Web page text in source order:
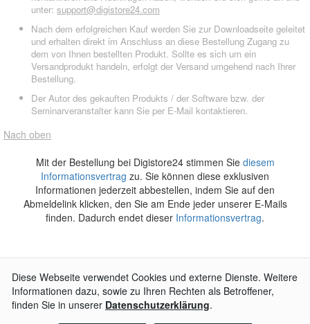
unter: support@digistore24.com
Nach dem erfolgreichen Kauf werden Sie zur Downloadseite geleitet
und erhalten direkt im Anschluss an diese Bestellung Zugang zu
dem von Ihnen bestellten Produkt. Sollte es sich um ein
Versandprodukt handeln, erfolgt der Versand umgehend nach Ihrer
Bestellung.
Der Autor des gekauften Produkts / der Software bzw. der
Seminarveranstalter kann Sie per E-Mail kontaktieren.
Nach oben
Mit der Bestellung bei Digistore24 stimmen Sie diesem
Informationsvertrag zu. Sie können diese exklusiven
Informationen jederzeit abbestellen, indem Sie auf den
Abmeldelink klicken, den Sie am Ende jeder unserer E-Mails
finden. Dadurch endet dieser Informationsvertrag.
AGB Impressum Widerrufsbelehrung
Datenschutzerklärung
Kontakt
© 2026Digistore24 GmbH, alle Rechte vorbehalten